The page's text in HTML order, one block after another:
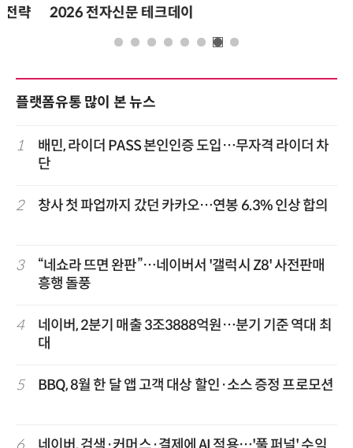
2026 전자신문 테크데이
플랫폼유통 많이 본 뉴스
1
배민, 라이더 PASS 본인인증 도입…무자격 라이더 차
단
2 창사 첫 파업까지 갔던 카카오…연봉 6.3% 인상 합의
3
“네쇼라 뜨면 완판”…네이버서 '갤럭시 Z8' 사전판매
흥행 돌풍
4
네이버, 2분기 매출 3조3888억원…분기 기준 역대 최
대
5 BBQ, 8월 한 달 앱 고객 대상 할인·소스 증정 프로모션